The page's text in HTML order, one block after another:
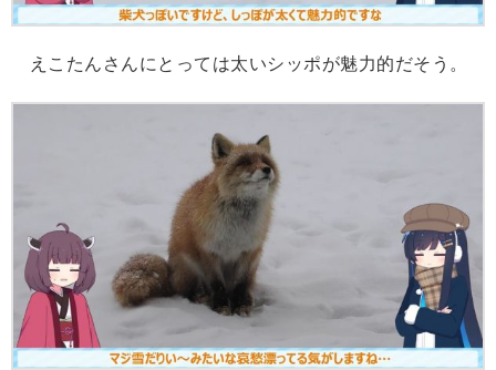
えこたんさんにとっては太いシッポが魅力的だそう。